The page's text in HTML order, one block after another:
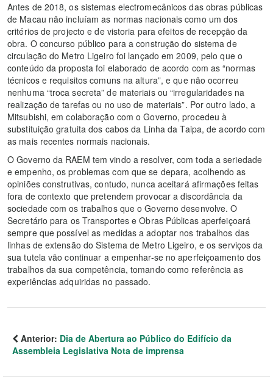
Antes de 2018, os sistemas electromecânicos das obras públicas
de Macau não incluíam as normas nacionais como um dos
critérios de projecto e de vistoria para efeitos de recepção da
obra. O concurso público para a construção do sistema de
circulação do Metro Ligeiro foi lançado em 2009, pelo que o
conteúdo da proposta foi elaborado de acordo com as “normas
técnicos e requisitos comuns na altura”, e que não ocorreu
nenhuma “troca secreta” de materiais ou “irregularidades na
realização de tarefas ou no uso de materiais”. Por outro lado, a
Mitsubishi, em colaboração com o Governo, procedeu à
substituição gratuita dos cabos da Linha da Taipa, de acordo com
as mais recentes normais nacionais.
O Governo da RAEM tem vindo a resolver, com toda a seriedade
e empenho, os problemas com que se depara, acolhendo as
opiniões construtivas, contudo, nunca aceitará afirmações feitas
fora de contexto que pretendem provocar a discordância da
sociedade com os trabalhos que o Governo desenvolve. O
Secretário para os Transportes e Obras Públicas aperfeiçoará
sempre que possível as medidas a adoptar nos trabalhos das
linhas de extensão do Sistema de Metro Ligeiro, e os serviços da
sua tutela vão continuar a empenhar-se no aperfeiçoamento dos
trabalhos da sua competência, tomando como referência as
experiências adquiridas no passado.
Anterior: Dia de Abertura ao Público do Edifício da
Assembleia Legislativa Nota de imprensa